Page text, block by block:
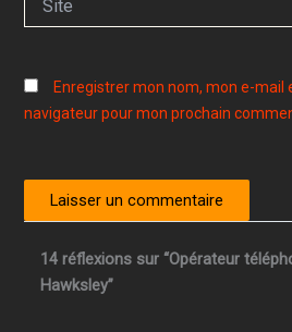
Enregistrer mon nom, mon e-mail
navigateur pour mon prochain
14 réflexions sur “Opérateur
Hawksley”